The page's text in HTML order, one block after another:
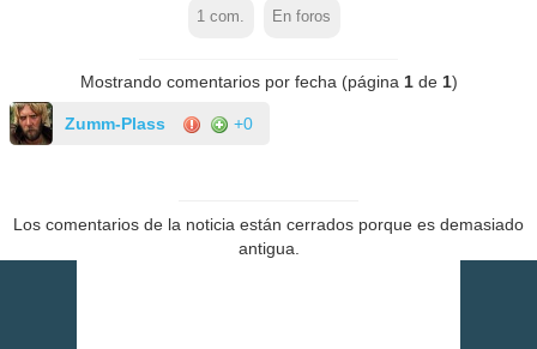
1 com. En foros
Mostrando comentarios por fecha (página 1de 1)
Zumm-Plass +0
Los comentarios de la noticia están cerrados porque es demasiado
antigua.